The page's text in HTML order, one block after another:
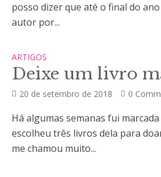
posso dizer que até o final do
autor por...
ARTIGOS
Deixe um livro
20 de setembro de 2018 0
Há algumas semanas fui
escolheu três livros dela para
me chamou muito...